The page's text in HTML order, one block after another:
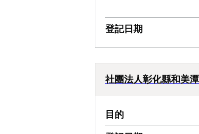
登記日期
社團法人彰化縣和美
目的